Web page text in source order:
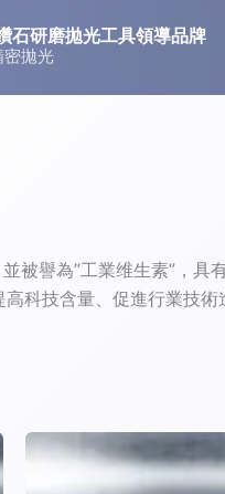
研磨拋光工具領導品牌
密拋光
被譽為”工業维生素”，
科技含量、促進行業技